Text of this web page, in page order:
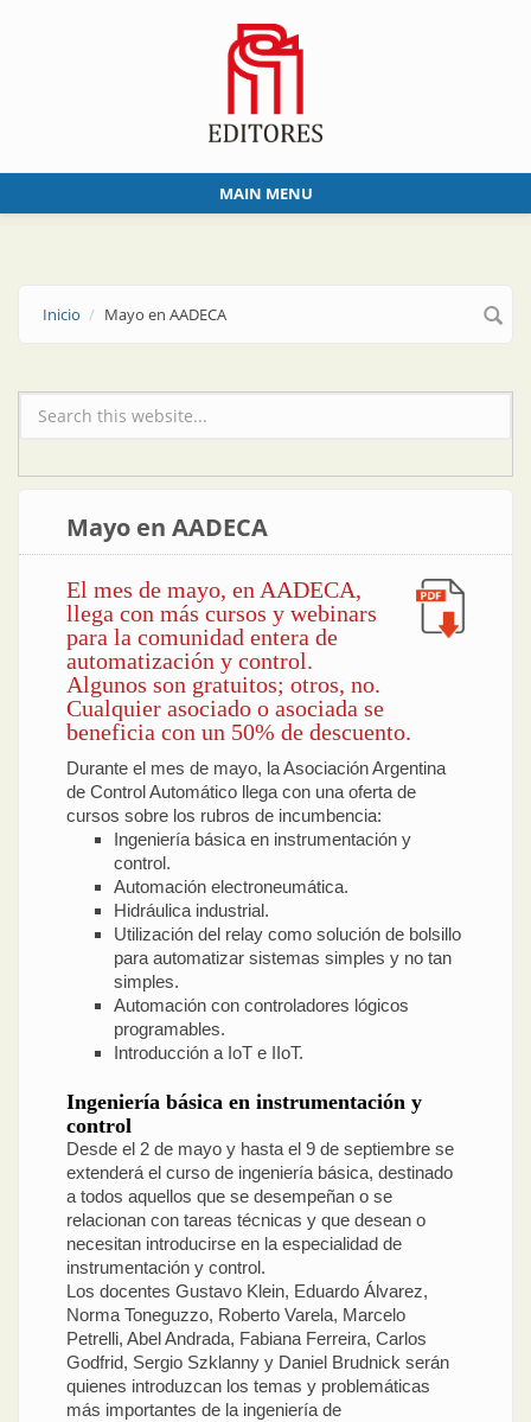
MAIN MENU
Inicio Mayo en AADECA
Formulario de búsqueda
Mayo en AADECA
El mes de mayo, en AADECA,
llega con más cursos y webinars
para la comunidad entera de
automatización y control.
Algunos son gratuitos; otros, no.
Cualquier asociado o asociada se
beneficia con un 50% de descuento.
Durante el mes de mayo, la Asociación Argentina
de Control Automático llega con una oferta de
cursos sobre los rubros de incumbencia:
Ingeniería básica en instrumentación y
control.
Automación electroneumática.
Hidráulica industrial.
Utilización del relay como solución de bolsillo
para automatizar sistemas simples y no tan
simples.
Automación con controladores lógicos
programables.
Introducción a IoT e IIoT.
Ingeniería básica en instrumentación y
control
Desde el 2 de mayo y hasta el 9 de septiembre se
extenderá el curso de ingeniería básica, destinado
a todos aquellos que se desempeñan o se
relacionan con tareas técnicas y que desean o
necesitan introducirse en la especialidad de
instrumentación y control.
Los docentes Gustavo Klein, Eduardo Álvarez,
Norma Toneguzzo, Roberto Varela, Marcelo
Petrelli, Abel Andrada, Fabiana Ferreira, Carlos
Godfrid, Sergio Szklanny y Daniel Brudnick serán
quienes introduzcan los temas y problemáticas
más importantes de la ingeniería de